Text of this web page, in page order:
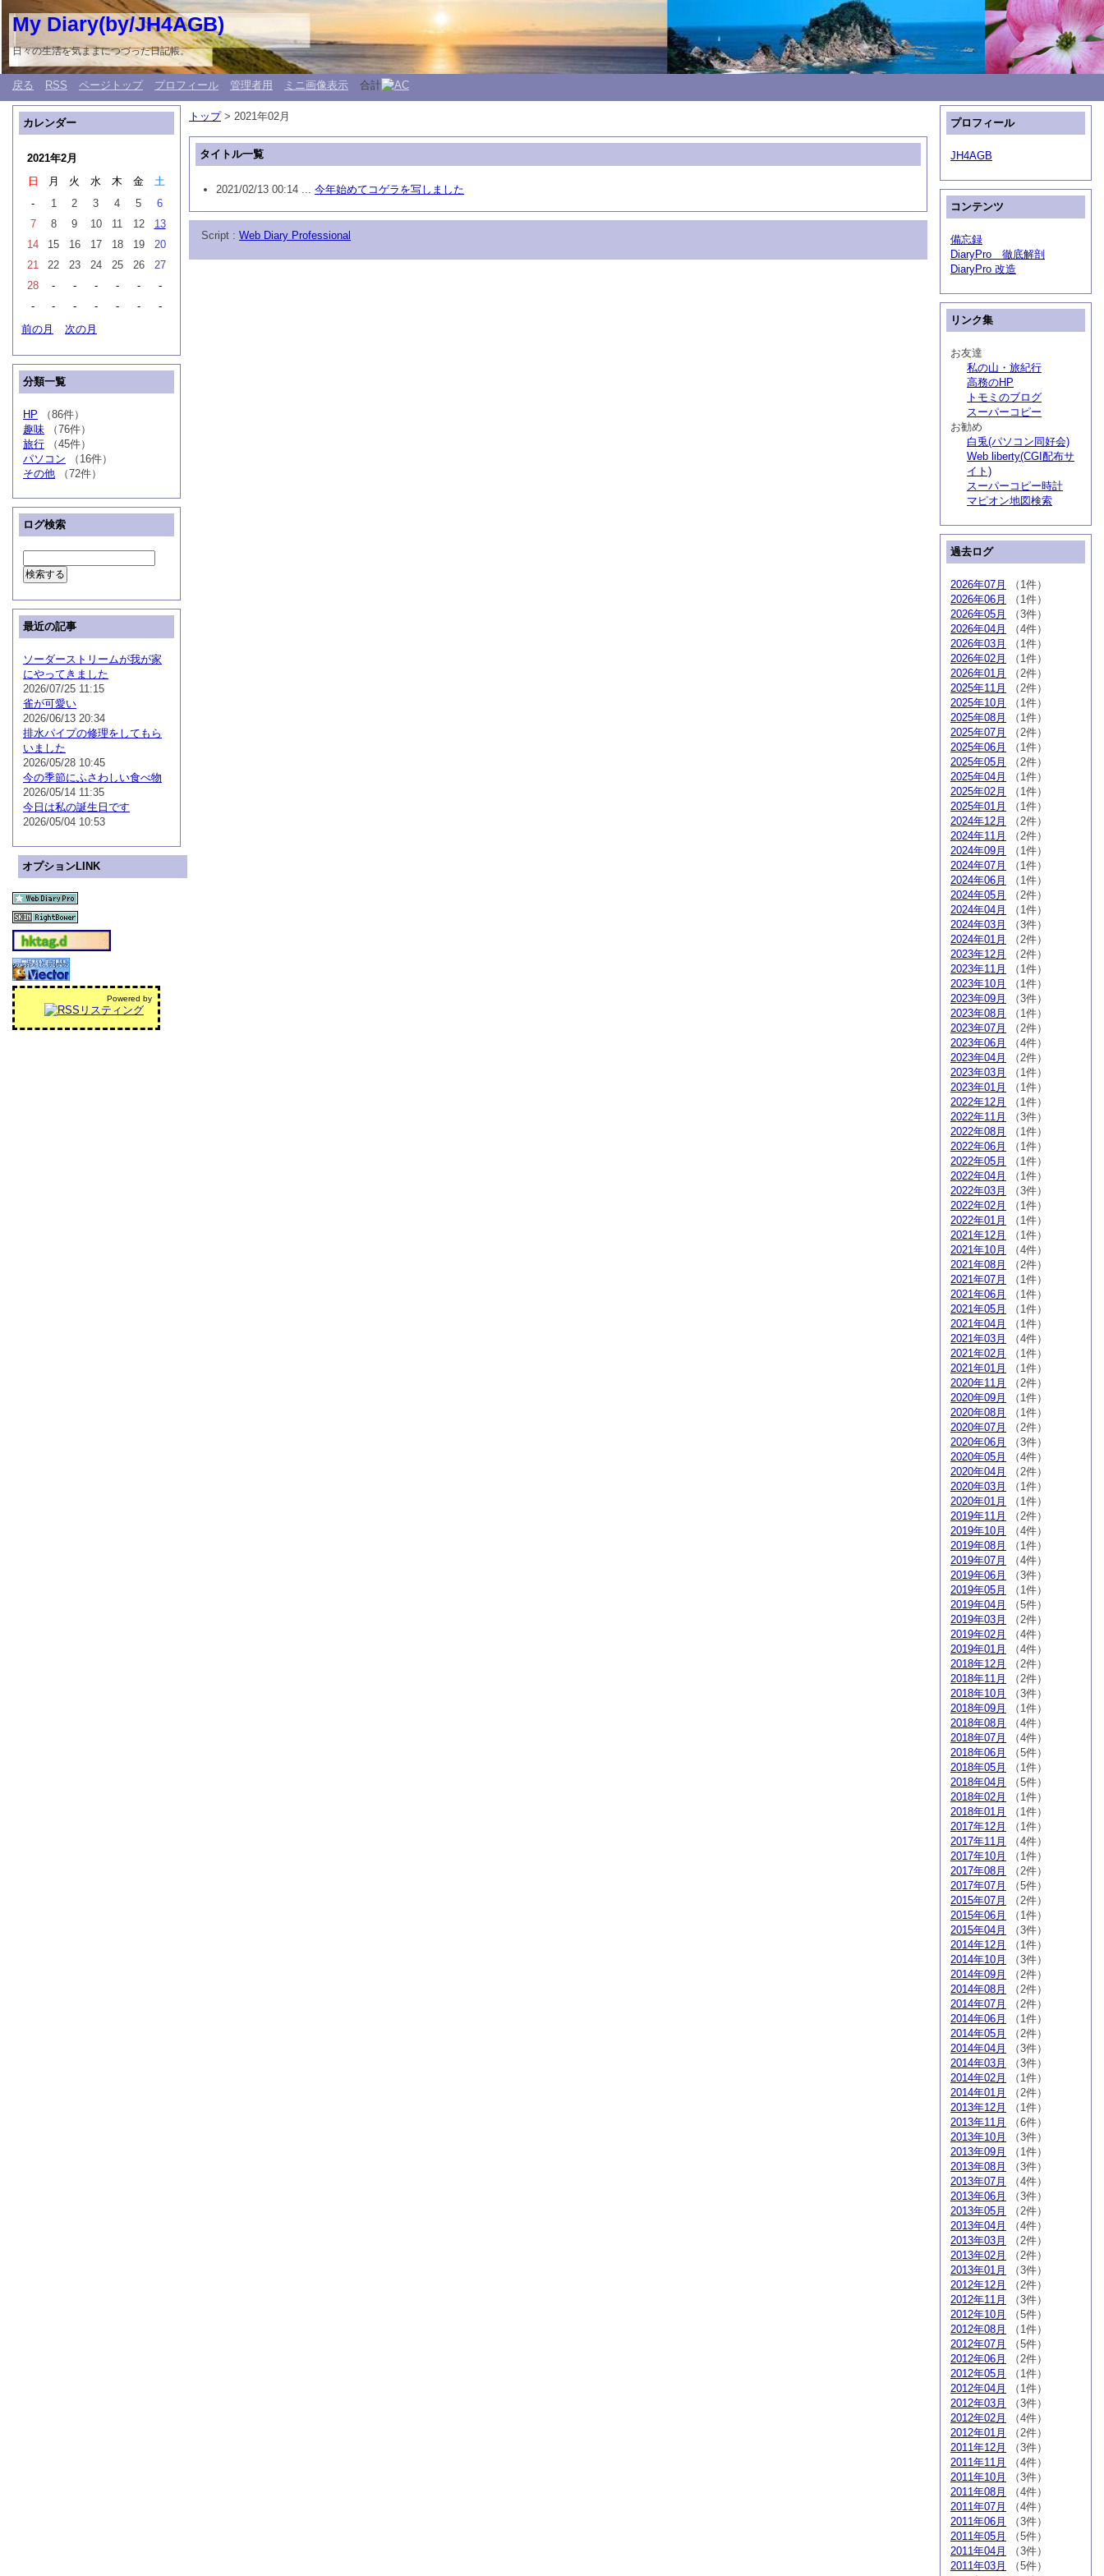
My Diary(by/JH4AGB)
日々の生活を気ままにつづった日記帳。
戻る RSS ページトップ プロフィール 管理者用 ミニ画像表示 合計
トップ> 2021年02月
タイトル一覧
2021/02/13 00:14 ... 今年始めてコゲラを写しました
カレンダー
2021年2月
日
月 火 水 木 金
土
-
1 2 3 4 5
6
7
8 9 10 11 12
13
14
15 16 17 18 19
20
21
22 23 24 25 26
27
28
- - - - -
-
-
- - - - -
-
前の月
次の月
分類一覧
HP （86件）
趣味 （76件）
旅行 （45件）
パソコン （16件）
その他 （72件）
ログ検索
最近の記事
ソーダーストリームが我が家
にやってきました
2026/07/25 11:15
雀が可愛い
2026/06/13 20:34
排水パイプの修理をしてもら
いました
2026/05/28 10:45
今の季節にふさわしい食べ物
2026/05/14 11:35
今日は私の誕生日です
2026/05/04 10:53
オプションLINK
Powered by
プロフィール
JH4AGB
コンテンツ
備忘録
DiaryPro 徹底解剖
DiaryPro 改造
リンク集
お友達
私の山・旅紀行
高務のHP
トモミのブログ
スーパーコピー
お勧め
白兎(パソコン同好会)
Web liberty(CGI配布サ
イト)
スーパーコピー時計
マピオン地図検索
過去ログ
2026年07月
（1件）
2026年06月
（1件）
2026年05月
（3件）
2026年04月
（4件）
2026年03月
（1件）
2026年02月
（1件）
2026年01月
（2件）
2025年11月
（2件）
2025年10月
（1件）
2025年08月
（1件）
2025年07月
（2件）
2025年06月
（1件）
2025年05月
（2件）
2025年04月
（1件）
2025年02月
（1件）
2025年01月
（1件）
2024年12月
（2件）
2024年11月
（2件）
2024年09月
（1件）
2024年07月
（1件）
2024年06月
（1件）
2024年05月
（2件）
2024年04月
（1件）
2024年03月
（3件）
2024年01月
（2件）
2023年12月
（2件）
2023年11月
（1件）
2023年10月
（1件）
2023年09月
（3件）
2023年08月
（1件）
2023年07月
（2件）
2023年06月
（4件）
2023年04月
（2件）
2023年03月
（1件）
2023年01月
（1件）
2022年12月
（1件）
2022年11月
（3件）
2022年08月
（1件）
2022年06月
（1件）
2022年05月
（1件）
2022年04月
（1件）
2022年03月
（3件）
2022年02月
（1件）
2022年01月
（1件）
2021年12月
（1件）
2021年10月
（4件）
2021年08月
（2件）
2021年07月
（1件）
2021年06月
（1件）
2021年05月
（1件）
2021年04月
（1件）
2021年03月
（4件）
2021年02月
（1件）
2021年01月
（1件）
2020年11月
（2件）
2020年09月
（1件）
2020年08月
（1件）
2020年07月
（2件）
2020年06月
（3件）
2020年05月
（4件）
2020年04月
（2件）
2020年03月
（1件）
2020年01月
（1件）
2019年11月
（2件）
2019年10月
（4件）
2019年08月
（1件）
2019年07月
（4件）
2019年06月
（3件）
2019年05月
（1件）
2019年04月
（5件）
2019年03月
（2件）
2019年02月
（4件）
2019年01月
（4件）
2018年12月
（2件）
2018年11月
（2件）
2018年10月
（3件）
2018年09月
（1件）
2018年08月
（4件）
2018年07月
（4件）
2018年06月
（5件）
2018年05月
（1件）
2018年04月
（5件）
2018年02月
（1件）
2018年01月
（1件）
2017年12月
（1件）
2017年11月
（4件）
2017年10月
（1件）
2017年08月
（2件）
2017年07月
（5件）
2015年07月
（2件）
2015年06月
（1件）
2015年04月
（3件）
2014年12月
（1件）
2014年10月
（3件）
2014年09月
（2件）
2014年08月
（2件）
2014年07月
（2件）
2014年06月
（1件）
2014年05月
（2件）
2014年04月
（3件）
2014年03月
（3件）
2014年02月
（1件）
2014年01月
（2件）
2013年12月
（1件）
2013年11月
（6件）
2013年10月
（3件）
2013年09月
（1件）
2013年08月
（3件）
2013年07月
（4件）
2013年06月
（3件）
2013年05月
（2件）
2013年04月
（4件）
2013年03月
（2件）
2013年02月
（2件）
2013年01月
（3件）
2012年12月
（2件）
2012年11月
（3件）
2012年10月
（5件）
2012年08月
（1件）
2012年07月
（5件）
2012年06月
（2件）
2012年05月
（1件）
2012年04月
（1件）
2012年03月
（3件）
2012年02月
（4件）
2012年01月
（2件）
2011年12月
（3件）
2011年11月
（4件）
2011年10月
（3件）
2011年08月
（4件）
2011年07月
（4件）
2011年06月
（3件）
2011年05月
（5件）
2011年04月
（3件）
2011年03月
（5件）
Script : Web Diary Professional